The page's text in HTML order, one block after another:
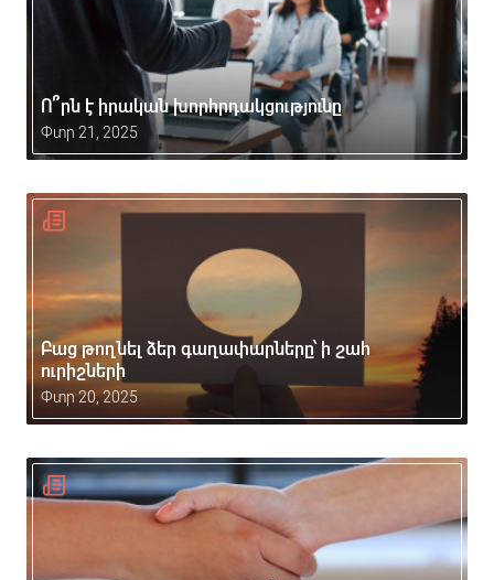
Ո՞րն է իրական խորհրդակցությունը
Փտր 21, 2025
Բաց թողնել ձեր գաղափարները՝ ի շահ
ուրիշների
Փտր 20, 2025